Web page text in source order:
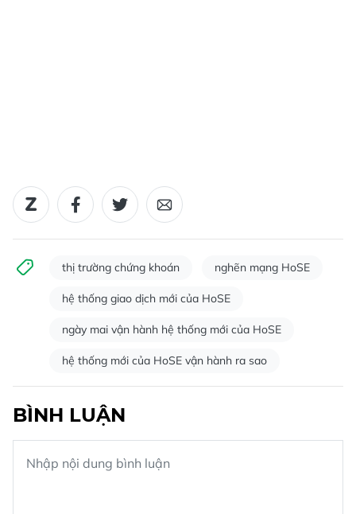
thị trường chứng khoán nghẽn mạng HoSE
hệ thống giao dịch mới của HoSE
ngày mai vận hành hệ thống mới của HoSE
hệ thống mới của HoSE vận hành ra sao
BÌNH LUẬN